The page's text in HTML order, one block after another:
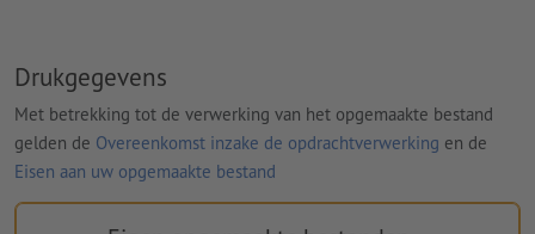
Drukgegevens
Met betrekking tot de verwerking van het opgemaakte bestand
gelden de Overeenkomst inzake de opdrachtverwerking en de
Eisen aan uw opgemaakte bestand